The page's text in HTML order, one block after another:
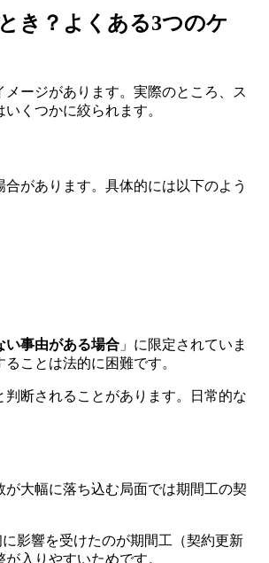
き？よくある3つのケ
ージがあります。実際のところ、ス
くつかに絞られます。
があります。具体的には以下のよう
い事由がある場合 」に限定されていま
ことは法的に困難です。
断されることがあります。日常的な
大幅に落ち込む局面では期間工の契
影響を受けたのが期間工（契約更新
入りやすいためです。